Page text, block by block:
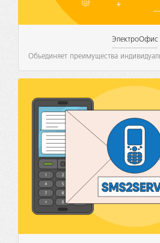
ЭлектроОфис
Объединяет преимущества